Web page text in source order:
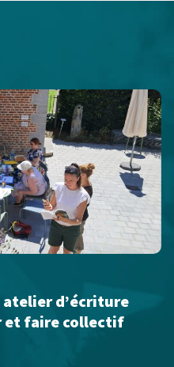
atelier d’écriture
et faire collectif